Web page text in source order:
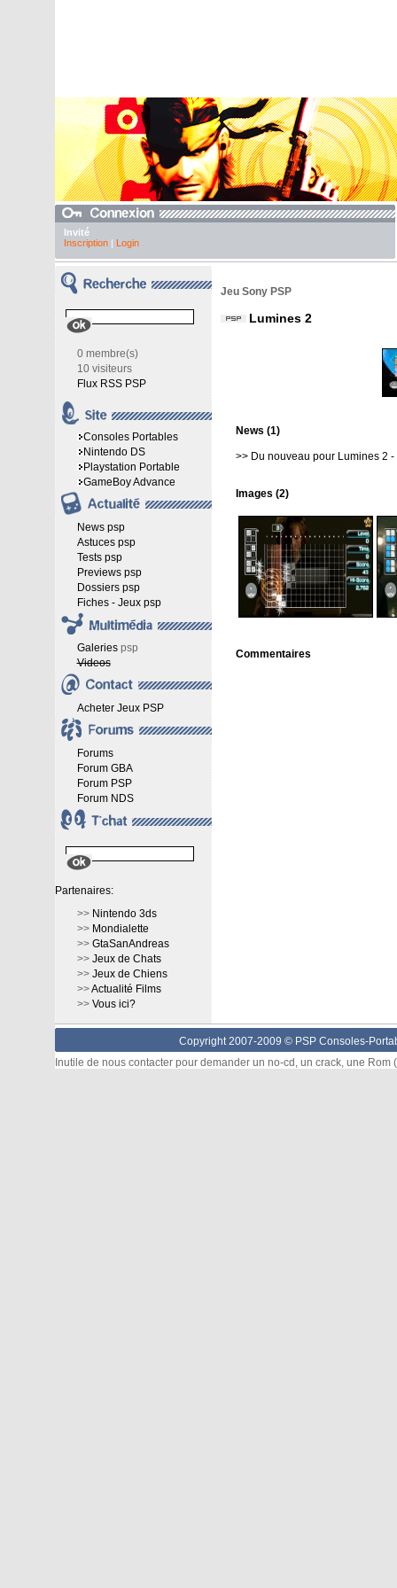
Invité
Inscription| Login
0 membre(s)
10 visiteurs
Flux RSS PSP
Consoles Portables
Nintendo DS
Playstation Portable
GameBoy Advance
News psp
Astuces psp
Tests psp
Previews psp
Dossiers psp
Fiches - Jeux psp
Galeriespsp
Videos
Acheter Jeux PSP
Forums
Forum GBA
Forum PSP
Forum NDS
Partenaires:
>> Nintendo 3ds
>> Mondialette
>> GtaSanAndreas
>> Jeux de Chats
>> Jeux de Chiens
>>Actualité Films
>> Vous ici?
Jeu Sony PSP
Lumines 2
News (1)
>> Du nouveau pour Lumines 2 -
Images (2)
Commentaires
Copyright 2007-2009 © PSP Consoles-
Inutile de nous contacter pour demander un no-cd, un crack, une